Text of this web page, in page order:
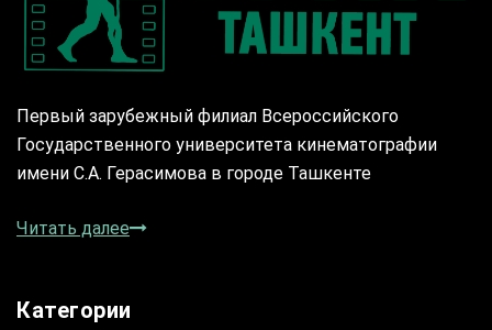
Первый зарубежный филиал Всероссийского
Государственного университета кинематографии
имени С.А. Герасимова в городе Ташкенте
Читать далее
Категории